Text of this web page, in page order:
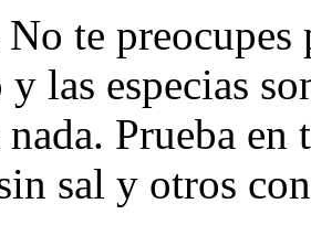
te preocupes
y las especias
nada. Prueba
sal y otros